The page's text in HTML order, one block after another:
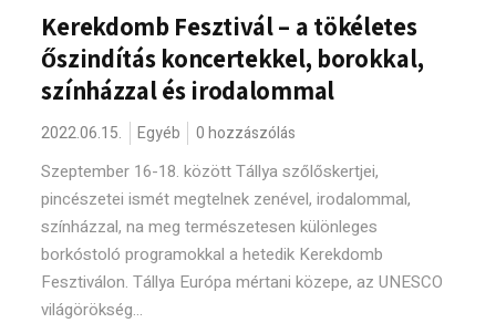
Kerekdomb Fesztivál – a tökéletes
őszindítás koncertekkel, borokkal,
színházzal és irodalommal
2022.06.15. Egyéb 0 hozzászólás
Szeptember 16-18. között Tállya szőlőskertjei,
pincészetei ismét megtelnek zenével, irodalommal,
színházzal, na meg természetesen különleges
borkóstoló programokkal a hetedik Kerekdomb
Fesztiválon. Tállya Európa mértani közepe, az UNESCO
világörökség...